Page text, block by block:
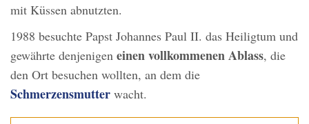
mit Küssen abnutzten.
1988 besuchte Papst Johannes Paul II. das Heiligtum und
gewährte denjenigen einen vollkommenen Ablass, die
den Ort besuchen wollten, an dem die
Schmerzensmutter wacht.